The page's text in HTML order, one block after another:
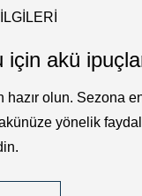
için akü
olun. Sezona
yönelik